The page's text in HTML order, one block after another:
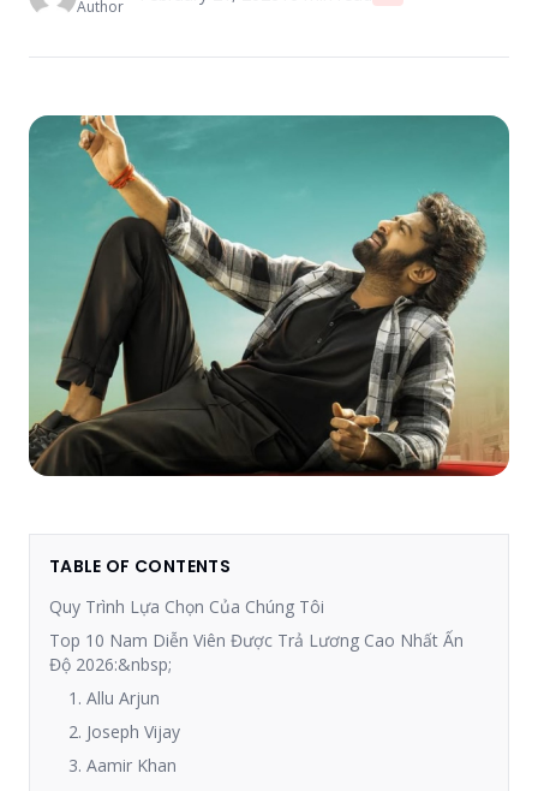
Author
TABLE OF CONTENTS
Quy Trình Lựa Chọn Của Chúng Tôi
Top 10 Nam Diễn Viên Được Trả Lương Cao Nhất Ấn
Độ 2026:&nbsp;
1. Allu Arjun
2. Joseph Vijay
3. Aamir Khan